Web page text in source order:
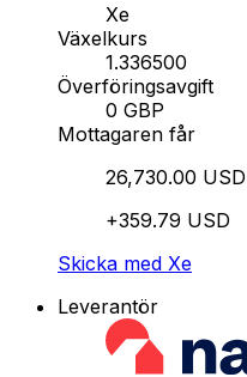
Xe
Växelkurs
1.336500
Överföringsavgift
0 GBP
Mottagaren får
26,730.00 USD
+359.79 USD
Skicka med Xe
Leverantör